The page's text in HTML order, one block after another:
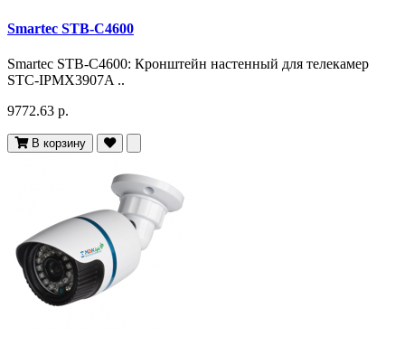
Smartec STB-C4600
Smartec STB-C4600: Кронштейн настенный для телекамер
STC-IPMX3907A ..
9772.63 р.
В корзину